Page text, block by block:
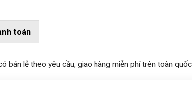
toán
bán lẻ theo yêu cầu, giao hàng miễn phí trên toàn quốc.